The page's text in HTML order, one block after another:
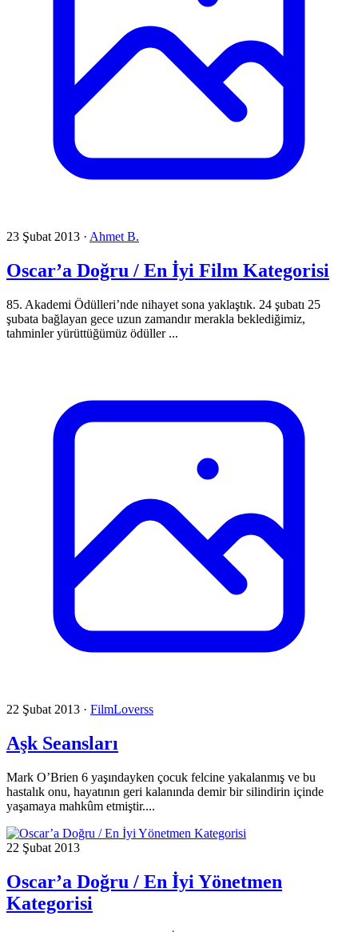
23 Şubat 2013 · Ahmet B.
Oscar’a Doğru / En İyi Film Kategorisi
85. Akademi Ödülleri’nde nihayet sona yaklaştık. 24 şubatı 25
şubata bağlayan gece uzun zamandır merakla beklediğimiz,
tahminler yürüttüğümüz ödüller ...
22 Şubat 2013 · FilmLoverss
Aşk Seansları
Mark O’Brien 6 yaşındayken çocuk felcine yakalanmış ve bu
hastalık onu, hayatının geri kalanında demir bir silindirin içinde
yaşamaya mahkûm etmiştir....
22 Şubat 2013
Oscar’a Doğru / En İyi Yönetmen
Kategorisi